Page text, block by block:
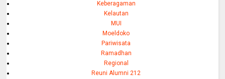
Keberagaman
Kelautan
MUI
Moeldoko
Pariwisata
Ramadhan
Regional
Reuni Alumni 212